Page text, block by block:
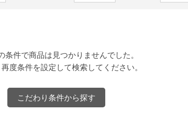
条件で商品は見つかりませんでした。
度条件を設定して検索してください。
こだわり条件から探す